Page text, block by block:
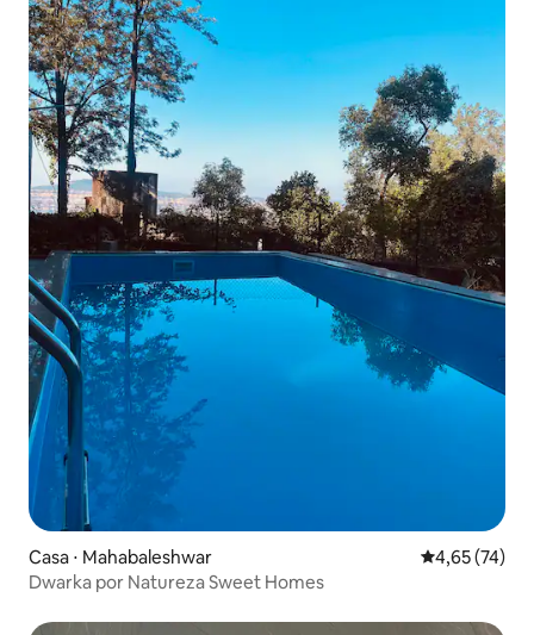
Casa ⋅ Mahabaleshwar 4,65 de uma
4,65 (74)
Dwarka por Natureza Sweet Homes